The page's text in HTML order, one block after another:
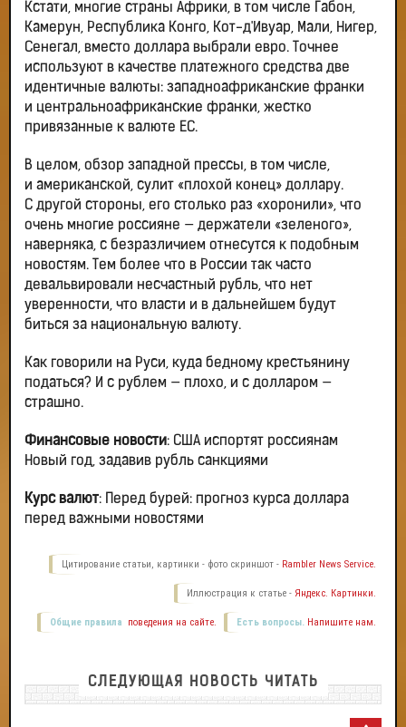
Кстати, многие страны Африки, в том числе Габон,
Камерун, Республика Конго, Кот-д'Ивуар, Мали, Нигер,
Сенегал, вместо доллара выбрали евро. Точнее
используют в качестве платежного средства две
идентичные валюты: западноафриканские франки
и центральноафриканские франки, жестко
привязанные к валюте ЕС.
В целом, обзор западной прессы, в том числе,
и американской, сулит «плохой конец» доллару.
С другой стороны, его столько раз «хоронили», что
очень многие россияне — держатели «зеленого»,
наверняка, с безразличием отнесутся к подобным
новостям. Тем более что в России так часто
девальвировали несчастный рубль, что нет
уверенности, что власти и в дальнейшем будут
биться за национальную валюту.
Как говорили на Руси, куда бедному крестьянину
податься? И с рублем — плохо, и с долларом —
страшно.
Финансовые новости: США испортят россиянам
Новый год, задавив рубль санкциями
Курс валют: Перед бурей: прогноз курса доллара
перед важными новостями
Цитирование статьи, картинки - фото скриншот - Rambler News Service.
Иллюстрация к статье - Яндекс. Картинки.
Есть вопросы. Напишите нам.
Общие правила поведения на сайте.
СЛЕДУЮЩАЯ НОВОСТЬ ЧИТАТЬ